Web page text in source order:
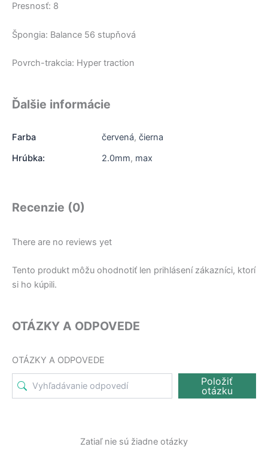
Presnosť: 8
Špongia: Balance 56 stupňová
Povrch-trakcia: Hyper traction
Ďalšie informácie
Farba červená, čierna
Hrúbka:
2.0mm, max
Recenzie (0)
There are no reviews yet
Tento produkt môžu ohodnotiť len prihlásení zákazníci, ktorí
si ho kúpili.
OTÁZKY A ODPOVEDE
OTÁZKY A ODPOVEDE
Položiť
otázku
Zatiaľ nie sú žiadne otázky